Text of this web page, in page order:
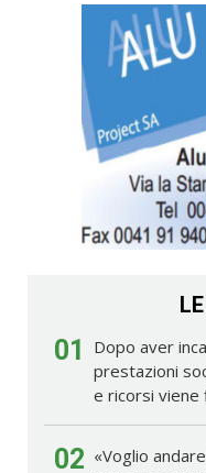
01
Dopo aver
prestazioni
e ricorsi viene
02 «Voglio